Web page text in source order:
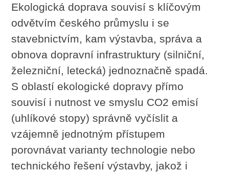
Ekologická doprava souvisí s klíčovým
odvětvím českého průmyslu i se
stavebnictvím, kam výstavba, správa a
obnova dopravní infrastruktury (silniční,
železniční, letecká) jednoznačně spadá.
S oblastí ekologické dopravy přímo
souvisí i nutnost ve smyslu CO2 emisí
(uhlíkové stopy) správně vyčíslit a
vzájemně jednotným přístupem
porovnávat varianty technologie nebo
technického řešení výstavby, jakož i